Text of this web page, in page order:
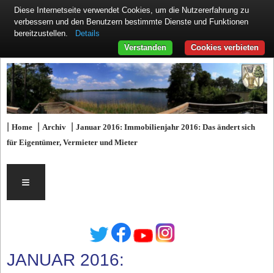
|Home |Archiv |Januar 2016: Immobilienjahr 2016: Das ändert sich
für Eigentümer, Vermieter und Mieter
≡
JANUAR 2016:
Diese Internetseite verwendet Cookies, um die Nutzererfahrung zu
verbessern und den Benutzern bestimmte Dienste und Funktionen
bereitzustellen.
Details
Cookies verbieten
Verstanden